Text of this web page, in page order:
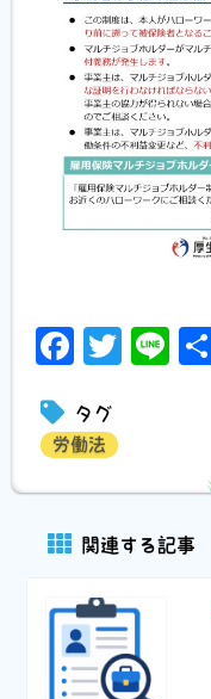
Facebook
Twitter
タグ
労働法
関連する記事